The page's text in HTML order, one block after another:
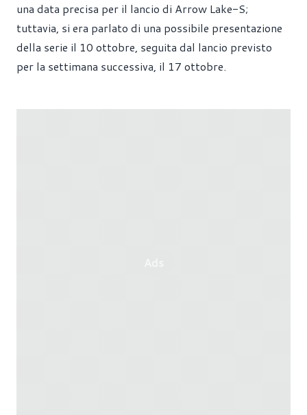
una data precisa per il lancio di Arrow Lake-S;
tuttavia, si era parlato di una possibile presentazione
della serie il 10 ottobre, seguita dal lancio previsto
per la settimana successiva, il 17 ottobre.